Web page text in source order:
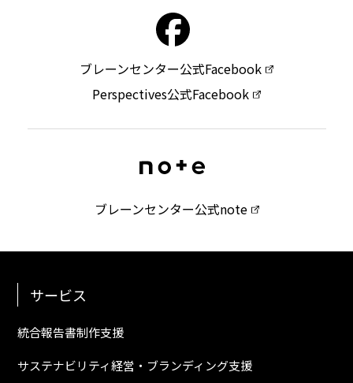
ブレーンセンター公式Facebook
Perspectives公式Facebook
ブレーンセンター公式note
サービス
統合報告書制作支援
サステナビリティ経営・ブランディング支援